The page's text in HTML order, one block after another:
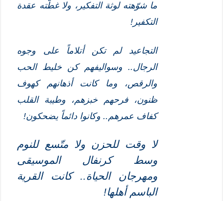
ما شوّهته لوثة التفكير، ولا غطّته عقدة
التكفير!
التجاعيد لم تكن أتلاماً على وجوه
الرجال.. وسواليفهم كن خليط الحب
والرقص، وما كانت أذهانهم كهوف
ظنون، فرحهم خبزهم، وطيبة القلب
كفاف عمرهم.. وكانوا دائماً يضحكون!
لا وقت للحزن ولا متّسع للنوم
وسط كرنفال الموسيقى
ومهرجان الحياة.. كانت القرية
الباسم أهلها!